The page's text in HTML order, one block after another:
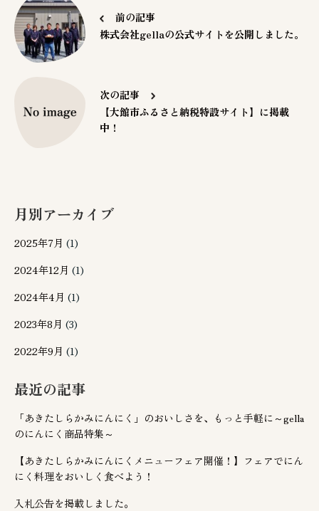
前の記事
株式会社gellaの公式サイトを公開しました。
次の記事
【大館市ふるさと納税特設サイト】に掲載
中！
月別アーカイブ
2025年7月 (1)
2024年12月 (1)
2024年4月 (1)
2023年8月 (3)
2022年9月 (1)
最近の記事
「あきたしらかみにんにく」のおいしさを、もっと手軽に～gella
のにんにく商品特集～
【あきたしらかみにんにくメニューフェア開催！】フェアでにん
にく料理をおいしく食べよう！
入札公告を掲載しました。